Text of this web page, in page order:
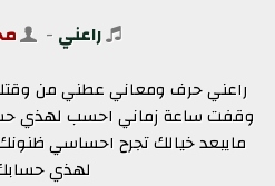
راعني -
راعني حرف ومعاني عطني من
وقفت ساعة زماني احسب لهذي
مايبعد خيالك تجرح احساسي
لهذي